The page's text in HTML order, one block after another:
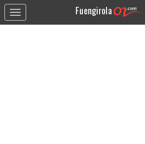
Toggle
navigation
Fuengirola